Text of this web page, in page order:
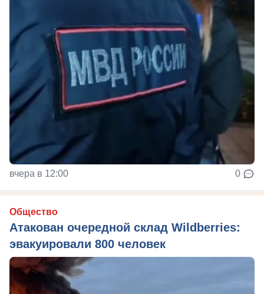
вчера в 12:00 0
Общество
Атакован очередной склад Wildberries:
эвакуировали 800 человек